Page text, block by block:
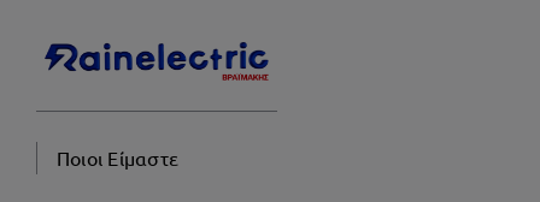
Ποιοι Είμαστε